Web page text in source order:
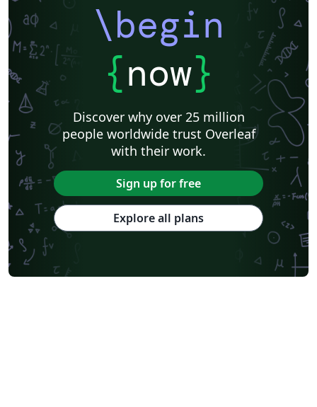
\begin
{now}
Discover why over 25 million
people worldwide trust Overleaf
with their work.
Sign up for free
Explore all plans